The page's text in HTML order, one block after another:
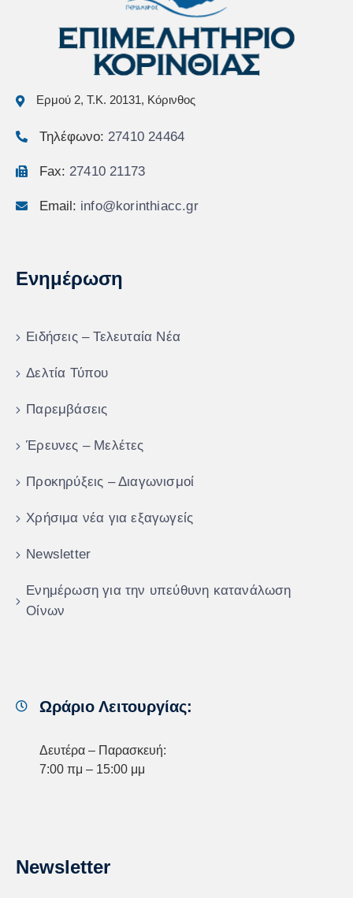
Ερμού 2, Τ.Κ. 20131, Κόρινθος
Τηλέφωνο: 27410 24464
Fax: 27410 21173
Email: info@korinthiacc.gr
Ενημέρωση
Ειδήσεις – Τελευταία Νέα
Δελτία Τύπου
Παρεμβάσεις
Έρευνες – Μελέτες
Προκηρύξεις – Διαγωνισμοί
Χρήσιμα νέα για εξαγωγείς
Newsletter
Ενημέρωση για την υπεύθυνη κατανάλωση
Οίνων
Ωράριο Λειτουργίας:
Δευτέρα – Παρασκευή:
7:00 πμ – 15:00 μμ
Newsletter